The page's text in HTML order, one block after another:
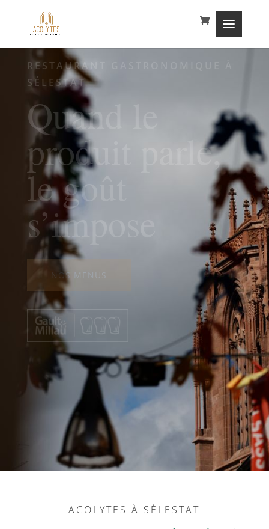
RESTAURANT GASTRONOMIQUE À
SÉLESTAT
Quand le
produit parle,
le goût
s’impose
NOS MENUS
ACOLYTES À SÉLESTAT